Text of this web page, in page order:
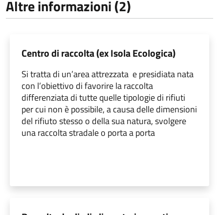
Altre informazioni (2)
Centro di raccolta (ex Isola Ecologica)
Si tratta di un’area attrezzata e presidiata nata
con l’obiettivo di favorire la raccolta
differenziata di tutte quelle tipologie di rifiuti
per cui non è possibile, a causa delle dimensioni
del rifiuto stesso o della sua natura, svolgere
una raccolta stradale o porta a porta